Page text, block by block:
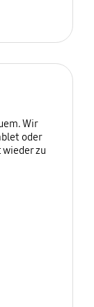
Wir
oder
zu